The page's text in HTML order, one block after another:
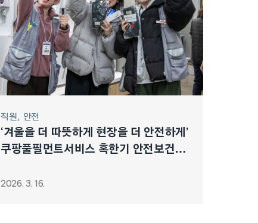
직원 안전
‘겨울을 더 따뜻하게 현장을 더 안전하게’
쿠팡풀필먼트서비스 혹한기 안전보건
2026. 3. 16.